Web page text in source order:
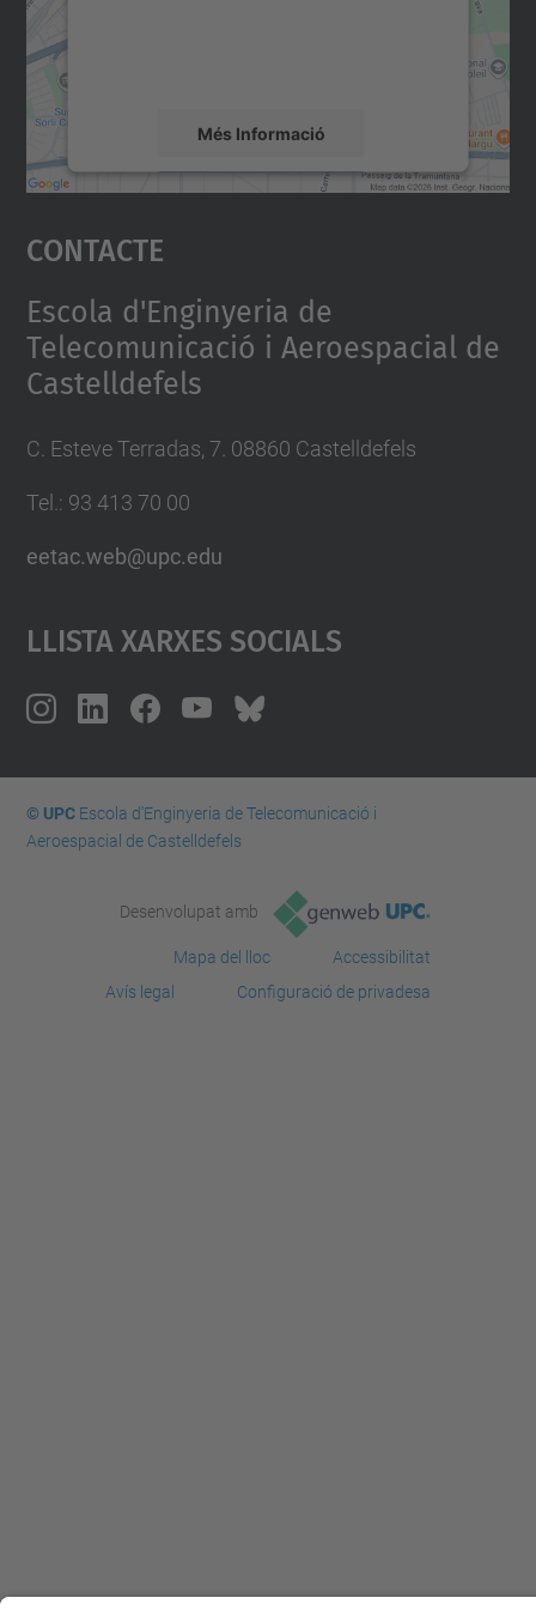
Més Informació
Accepta
powered by
Contacte
Escola d'Enginyeria de
Telecomunicació i Aeroespacial de
Castelldefels
C. Esteve Terradas, 7. 08860 Castelldefels
Tel.: 93 413 70 00
eetac.web@upc.edu
Llista Xarxes Socials
© UPCEscola d'Enginyeria de Telecomunicació i
Aeroespacial de Castelldefels
Desenvolupat amb
Mapa del lloc
Accessibilitat
Avís legal
Configuració de privadesa